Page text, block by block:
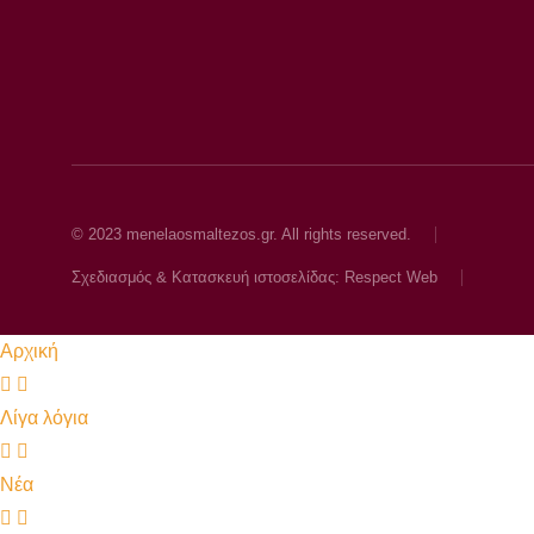
© 2023 menelaosmaltezos.gr. All rights reserved.
Σχεδιασμός & Κατασκευή ιστοσελίδας: Respect Web
Αρχική
Λίγα λόγια
Νέα